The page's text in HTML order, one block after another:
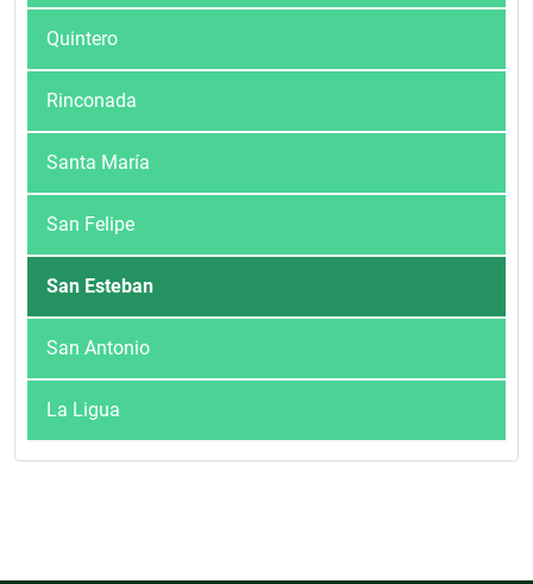
Quintero
Rinconada
Santa María
San Felipe
San Esteban
San Antonio
La Ligua